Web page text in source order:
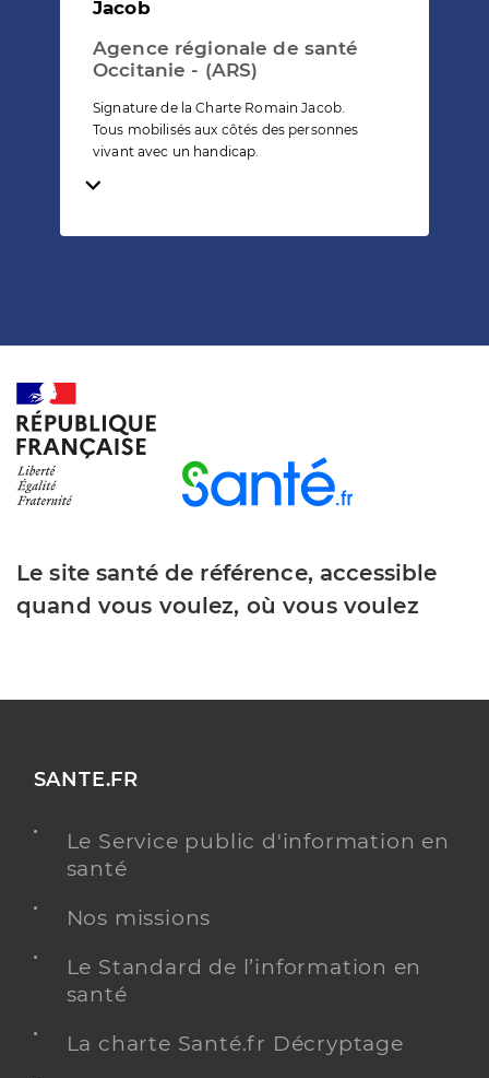
Jacob
Agence régionale de santé
Occitanie - (ARS)
Signature de la Charte Romain Jacob.
Tous mobilisés aux côtés des personnes
vivant avec un handicap.
Temps de lecture
Le site santé de référence, accessible
quand vous voulez, où vous voulez
SANTE.FR
Le Service public d'information en
santé
Nos missions
Le Standard de l’information en
santé
La charte Santé.fr Décryptage